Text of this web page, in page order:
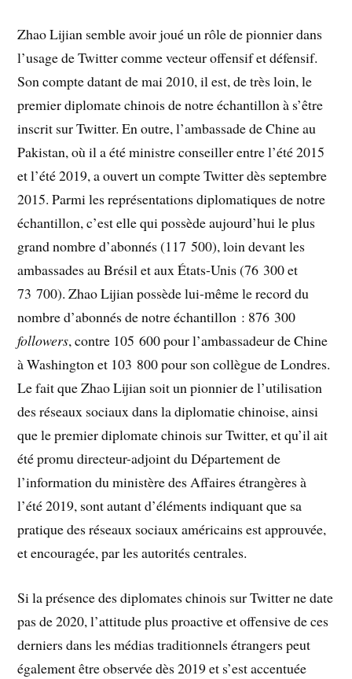
Zhao Lijian semble avoir joué un rôle de pionnier dans
l’usage de Twitter comme vecteur offensif et défensif.
Son compte datant de mai 2010, il est, de très loin, le
premier diplomate chinois de notre échantillon à s’être
inscrit sur Twitter. En outre, l’ambassade de Chine au
Pakistan, où il a été ministre conseiller entre l’été 2015
et l’été 2019, a ouvert un compte Twitter dès septembre
2015. Parmi les représentations diplomatiques de notre
échantillon, c’est elle qui possède aujourd’hui le plus
grand nombre d’abonnés (117 500), loin devant les
ambassades au Brésil et aux États-Unis (76 300 et
73 700). Zhao Lijian possède lui-même le record du
nombre d’abonnés de notre échantillon : 876 300
followers, contre 105 600 pour l’ambassadeur de Chine
à Washington et 103 800 pour son collègue de Londres.
Le fait que Zhao Lijian soit un pionnier de l’utilisation
des réseaux sociaux dans la diplomatie chinoise, ainsi
que le premier diplomate chinois sur Twitter, et qu’il ait
été promu directeur-adjoint du Département de
l’information du ministère des Affaires étrangères à
l’été 2019, sont autant d’éléments indiquant que sa
pratique des réseaux sociaux américains est approuvée,
et encouragée, par les autorités centrales.
Si la présence des diplomates chinois sur Twitter ne date
pas de 2020, l’attitude plus proactive et offensive de ces
derniers dans les médias traditionnels étrangers peut
également être observée dès 2019 et s’est accentuée